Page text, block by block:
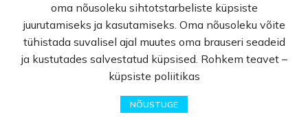
© Rekvi.ee
Created by - Webber OU
oma nõusoleku sihtotstarbeliste küpsiste
juurutamiseks ja kasutamiseks. Oma nõusoleku võite
tühistada suvalisel ajal muutes oma brauseri seadeid
ja kustutades salvestatud küpsised. Rohkem teavet –
küpsiste poliitikas
NÕUSTUGE
Lemmikud Ostukorv